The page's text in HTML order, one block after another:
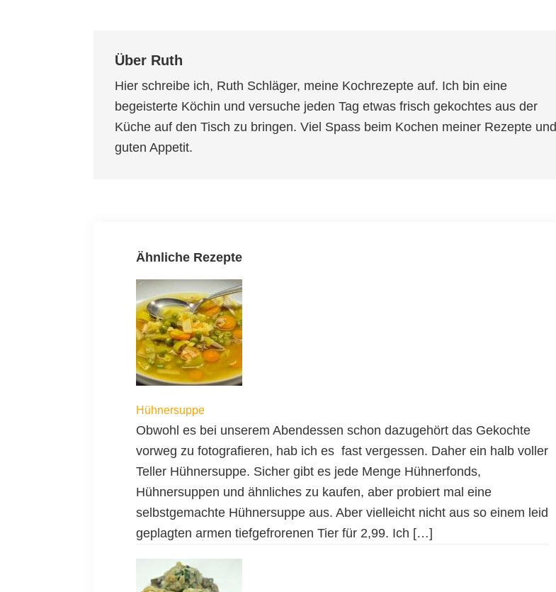
Über Ruth
Hier schreibe ich, Ruth Schläger, meine Kochrezepte auf. Ich bin eine
begeisterte Köchin und versuche jeden Tag etwas frisch gekochtes aus der
Küche auf den Tisch zu bringen. Viel Spass beim Kochen meiner Rezepte und
guten Appetit.
Ähnliche Rezepte
Hühnersuppe
Obwohl es bei unserem Abendessen schon dazugehört das Gekochte
vorweg zu fotografieren, hab ich es fast vergessen. Daher ein halb voller
Teller Hühnersuppe. Sicher gibt es jede Menge Hühnerfonds,
Hühnersuppen und ähnliches zu kaufen, aber probiert mal eine
selbstgemachte Hühnersuppe aus. Aber vielleicht nicht aus so einem leid
geplagten armen tiefgefrorenen Tier für 2,99. Ich […]